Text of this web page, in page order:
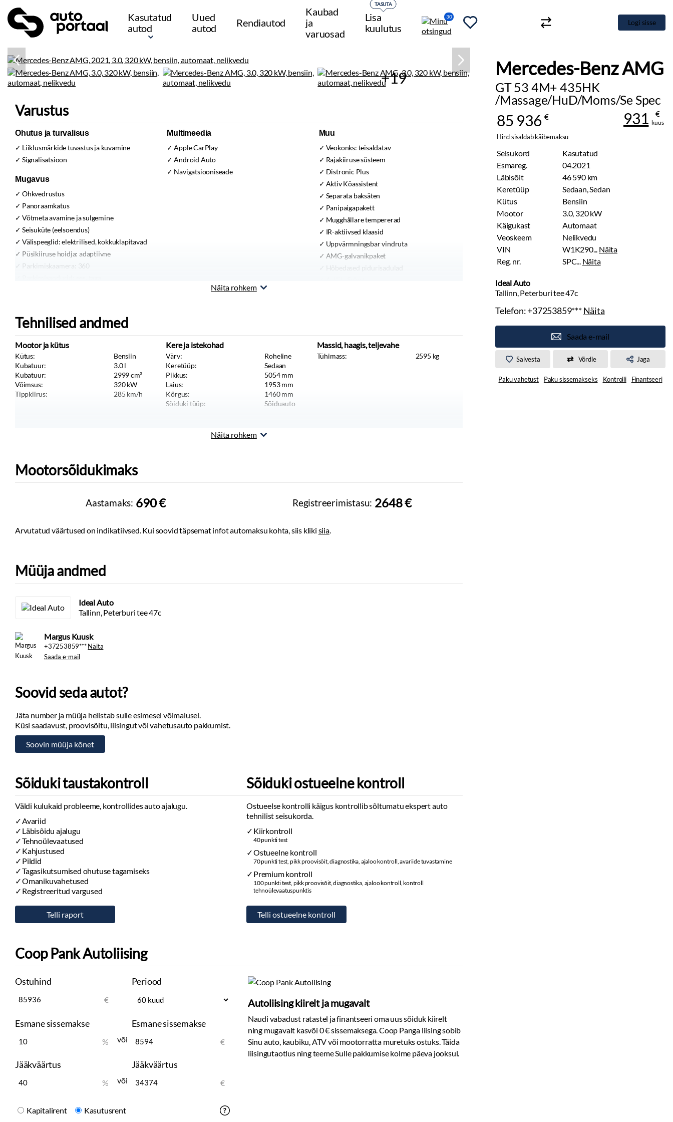
Kasutatud
autod
Uued
autod
Rendiautod
Kaubad
ja
varuosad
Lisa
kuulutus
TASUTA
30
Logi sisse
+19 Mercedes-Benz AMG
GT 53 4M+ 435HK
/Massage/HuD/Moms/Se Spec
85 936 € 931 €
kuus
Hind sisaldab käibemaksu
Seisukord
Kasutatud
Esmareg.
04.2021
Läbisõit
46 590 km
Keretüüp
Sedaan, Sedan
Kütus
Bensiin
Mootor
3.0, 320 kW
Käigukast
Automaat
Veoskeem
Nelikvedu
VIN
W1K290... Näita
Reg. nr.
SPC... Näita
Ideal Auto
Tallinn, Peterburi tee 47c
Telefon:+37253859***Näita
Saada e-mail
Salvesta Võrdle Jaga
Paku vahetust Paku sissemakseks Kontrolli Finantseeri
Varustus
Ohutus ja turvalisus
Liiklusmärkide tuvastus ja kuvamine
Signalisatsioon
Mugavus
Õhkvedrustus
Panoraamkatus
Võtmeta avamine ja sulgemine
Seisuküte (eelsoendus)
Välispeeglid:elektrilised, kokkuklapitavad
Püsikiiruse hoidja: adaptiivne
Parkimiskaamera: 360
Elektriliselt reguleeritavad istmed:mäluga
Ventileeritavad istmed:
Istmesoojendused:
Toonitud klaasid
Kohandatav meeleoluvalgustus
Multimeedia
Apple CarPlay
Android Auto
Navigatsiooniseade
Muu
Veokonks: teisaldatav
Rajakiiruse süsteem
Distronic Plus
Aktiv Köassistent
Separata baksäten
Panipaigapakett
Mugghållare tempererad
IR-aktiivsed klaasid
Uppvärmningsbar vindruta
AMG-galvanikpaket
Hõbedased pidurisadulad
Paket I form och frisk
Näita rohkem
Tehnilised andmed
Mootor ja kütus
Kütus:
Bensiin
Kubatuur:
3.0l
Kubatuur:
2999cm³
Võimsus:
320kW
Tippkiirus:
285 km/h
Kere ja istekohad
Värv:
Roheline
Keretüüp:
Sedaan
Pikkus:
5054mm
Laius:
1953mm
Kõrgus:
1460mm
Sõiduki tüüp:
Sõiduauto
Massid, haagis, teljevahe
Tühimass: 2595 kg
Näita rohkem
Mootorsõidukimaks
Aastamaks: 690 € Registreerimistasu: 2648 €
Arvutatud väärtused on indikatiivsed. Kui soovid täpsemat infot automaksu kohta, siis kliki siia.
Müüja andmed
Ideal Auto
Tallinn, Peterburi tee 47c
Margus Kuusk
+37253859***Näita
Saada e-mail
Soovid seda autot?
Jäta number ja müüja helistab sulle esimesel võimalusel.
Küsi saadavust, proovisõitu, liisingut või vahetusauto pakkumist.
Sõiduki taustakontroll
Väldi kulukaid probleeme, kontrollides auto ajalugu.
Avariid
Läbisõidu ajalugu
Tehnoülevaatused
Kahjustused
Pildid
Tagasikutsumised ohutuse tagamiseks
Omanikuvahetused
Registreeritud vargused
Sõiduki ostueelne kontroll
Ostueelse kontrolli käigus kontrollib sõltumatu ekspert auto
tehnilist seisukorda.
Kiirkontroll
40 punkti test
Ostueelne kontroll
70 punkti test, pikk proovisõit, diagnostika, ajaloo kontroll, avariide tuvastamine
Premium kontroll
100 punkti test, pikk proovisõit, diagnostika, ajaloo kontroll, kontroll
tehnoülevaatuspunktis
Coop Pank Autoliising
Ostuhind
€
Periood
Esmane sissemakse
% või
Esmane sissemakse
€
Jääkväärtus
% või
Jääkväärtus
€
Kapitalirent Kasutusrent
Autoliising kiirelt ja mugavalt
Naudi vabadust ratastel ja finantseeri oma uus sõiduk kiirelt
ning mugavalt kasvõi 0 € sissemaksega. Coop Panga liising sobib
Sinu auto, kaubiku, ATV või mootorratta muretuks ostuks. Täida
liisingutaotlus ning teeme Sulle pakkumise kolme päeva jooksul.